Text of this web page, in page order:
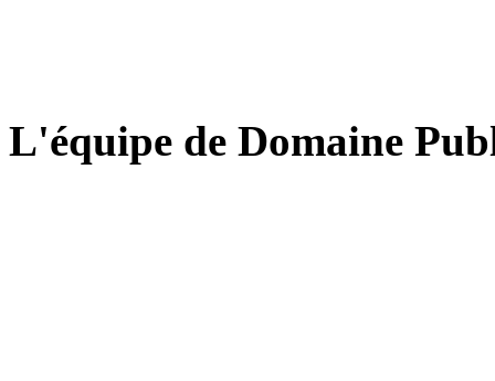
L'équipe de Domaine